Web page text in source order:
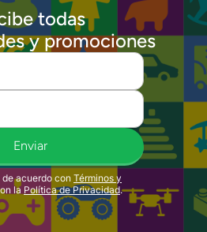
todas
y promociones
Enviar
acuerdo conTérminos y
la Política de Privacidad.